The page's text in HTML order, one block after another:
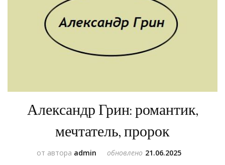
Александр Грин: романтик,
мечтатель, пророк
от автора admin обновлено 21.06.2025